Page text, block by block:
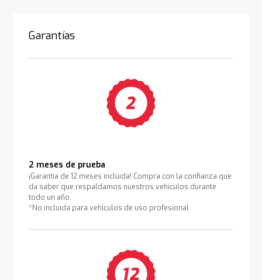
Garantías
2 meses de prueba
¡Garantía de 12 meses incluida! Compra con la confianza que
da saber que respaldamos nuestros vehículos durante
todo un año.
*No incluida para vehículos de uso profesional